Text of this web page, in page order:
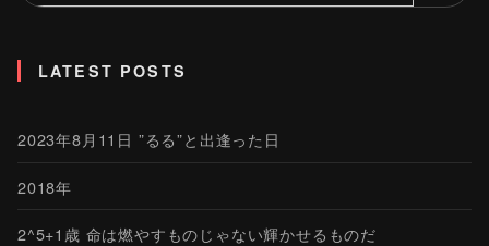
LATEST POSTS
2023年8月11日 ”るる”と出逢った日
2018年
2^5+1歳 命は燃やすものじゃない輝かせるものだ